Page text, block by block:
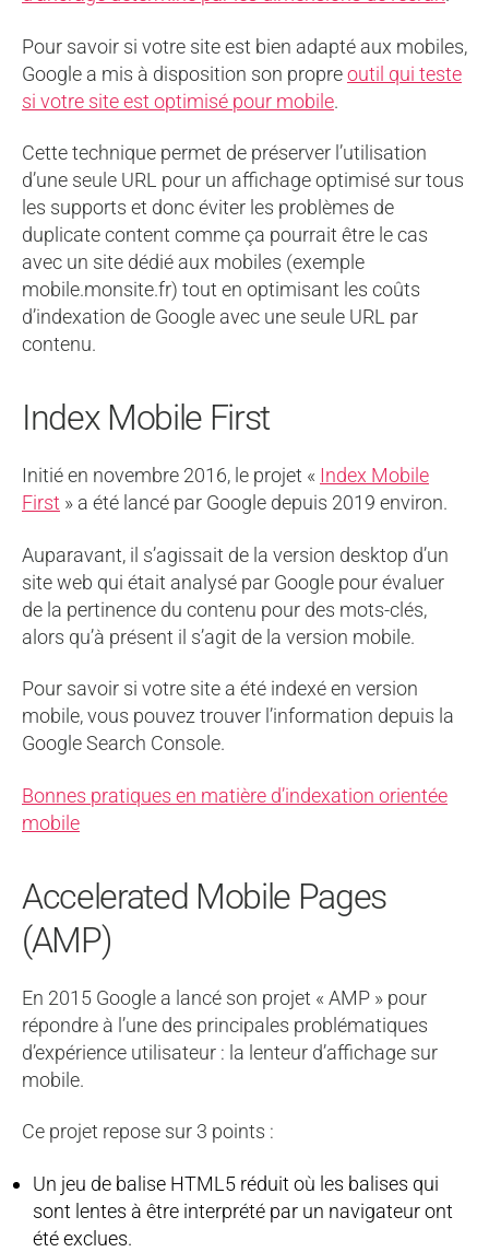
Pour savoir si votre site est bien adapté aux mobiles,
Google a mis à disposition son propreoutil qui teste
si votre site est optimisé pour mobile.
Cette technique permet de préserver l’utilisation
d’une seule URL pour un affichage optimisé sur tous
les supports et donc éviter les problèmes de
duplicate content comme ça pourrait être le cas
avec un site dédié aux mobiles (exemple
mobile.monsite.fr) tout en optimisant les coûts
d’indexation de Google avec une seule URL par
contenu.
Index Mobile First
Initié en novembre 2016, le projet « Index Mobile
First » a été lancé par Google depuis 2019 environ.
Auparavant, il s’agissait de la version desktop d’un
site web qui était analysé par Google pour évaluer
de la pertinence du contenu pour des mots-clés,
alors qu’à présent il s’agit de la version mobile.
Pour savoir si votre site a été indexé en version
mobile, vous pouvez trouver l’information depuis la
Google Search Console.
Bonnes pratiques en matière d’indexation orientée
mobile
Accelerated Mobile Pages
(AMP)
En 2015 Google a lancé son projet « AMP » pour
répondre à l’une des principales problématiques
d’expérience utilisateur : la lenteur d’affichage sur
mobile.
Ce projet repose sur 3 points :
Un jeu de balise HTML5 réduit où les balises qui
sont lentes à être interprété par un navigateur ont
été exclues.